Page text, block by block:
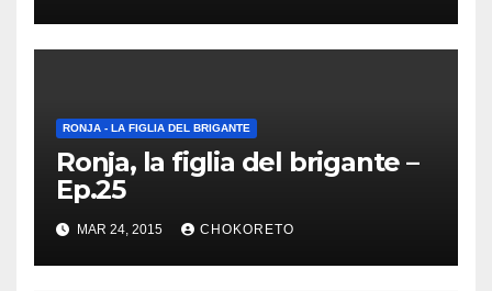
RONJA - LA FIGLIA DEL BRIGANTE
Ronja, la figlia del brigante –
Ep.25
MAR 24, 2015 CHOKORETO